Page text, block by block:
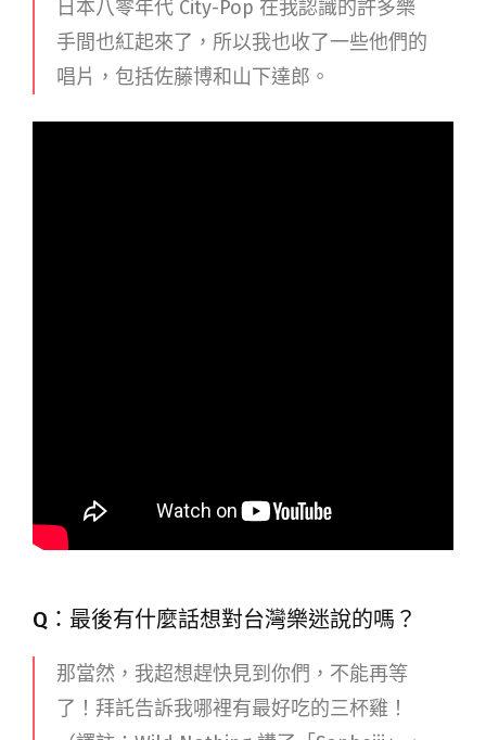
日本八零年代 City-Pop 在我認識的許多樂
手間也紅起來了，所以我也收了一些他們的
唱片，包括佐藤博和山下達郎。
Q：最後有什麼話想對台灣樂迷說的嗎？
那當然，我超想趕快見到你們，不能再等
了！拜託告訴我哪裡有最好吃的三杯雞！